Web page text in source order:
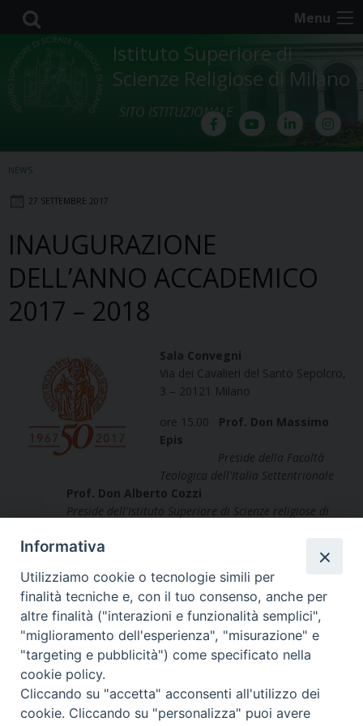
Skip
content
Menu
Istituto Superiore di
Scienze Religiose di Milano
SITO ISTITUZIONALE
NEWS
27 SETTEMBRE 2017
INAUGURAZIONE
DELL’ANNO ACCADEMICO
2017 – 2018
Sala Convegni
Via dei Cavalieri del Santo Sepolcro,
3 – 20121 Milano
ore 15.00 Prof. Don Massimo
Epis
Preside della Facoltà
Teologica dell'Italia Settentrionale
Prof. Don Alberto Cozzi
Preside dell'Istituto Superiore di Scienze religiose di
Saluto del Preside della FTIS e dell'ISSRM
ore 15.30Lectio magistralis
S. Ecc.za Mons. Franco Giulio Brambilla
Vescovo di Novara
Istanze pastorali della Chiesa di oggi e il
compito per la teologia
ore 16.45Celebrazione Eucaristica nella Basilica di S.
Simpliciano
presieduta da S. Ecc.za Mons. Mario Delpini
Informativa
Utilizziamo cookie o tecnologie simili per
finalità tecniche e, con il tuo consenso, anche per
altre finalità ("interazioni e funzionalità semplici",
"miglioramento dell'esperienza", "misurazione" e
"targeting e pubblicità") come specificato nella
cookie policy.
Cliccando su "accetta" acconsenti all'utilizzo dei
cookie. Cliccando su "personalizza" puoi avere